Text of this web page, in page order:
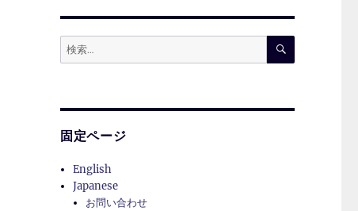
検
索:
検
固定ページ
English
Japanese
お問い合わせ